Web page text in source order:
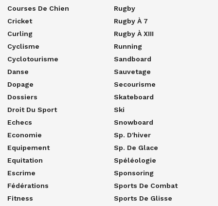
Courses De Chien
Cricket
Curling
Cyclisme
Cyclotourisme
Danse
Dopage
Dossiers
Droit Du Sport
Echecs
Economie
Equipement
Equitation
Escrime
Fédérations
Fitness
Rugby
Rugby À 7
Rugby À XIII
Running
Sandboard
Sauvetage
Secourisme
Skateboard
Ski
Snowboard
Sp. D'hiver
Sp. De Glace
Spéléologie
Sponsoring
Sports De Combat
Sports De Glisse